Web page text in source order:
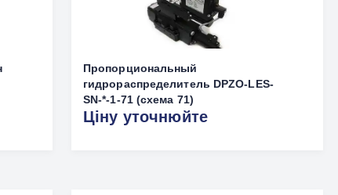
Пропорциональный
гидрораспределитель DPZO-LES-
SN-*-1-71 (схема 71)
Ціну уточнюйте